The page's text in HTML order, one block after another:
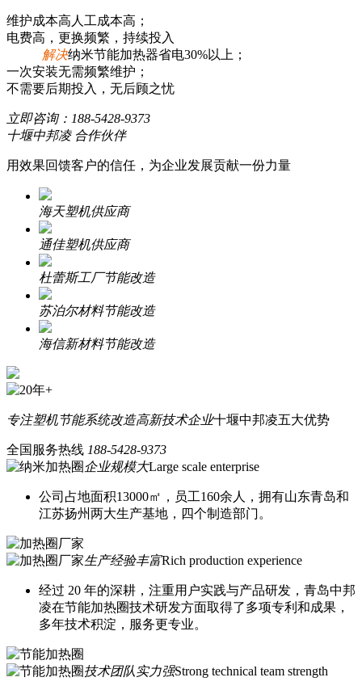
维护成本高人工成本高；
电费高，更换频繁，持续投入
解决纳米节能加热器省电30%以上；
一次安装无需频繁维护；
不需要后期投入，无后顾之忧
立即咨询： 188-5428-9373
十堰中邦凌 合作伙伴
用效果回馈客户的信任，为企业发展贡献一份力量
海天塑机供应商
通佳塑机供应商
杜蕾斯工厂节能改造
苏泊尔材料节能改造
海信新材料节能改造
专注塑机节能系统改造高新技术企业十堰中邦凌五大优势
全国服务热线 188-5428-9373
企业规模大Large scale enterprise
公司占地面积13000㎡，员工160余人，拥有山东青岛和
江苏扬州两大生产基地，四个制造部门。
生产经验丰富Rich production experience
经过 20 年的深耕，注重用户实践与产品研发，青岛中邦
凌在节能加热圈技术研发方面取得了多项专利和成果，
多年技术积淀，服务更专业。
技术团队实力强Strong technical team strength